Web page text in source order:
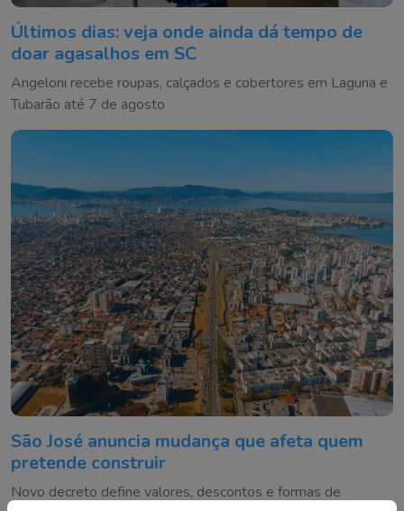
Últimos dias: veja onde ainda dá tempo de
doar agasalhos em SC
Angeloni recebe roupas, calçados e cobertores em Laguna e
Tubarão até 7 de agosto
São José anuncia mudança que afeta quem
pretende construir
Novo decreto define valores, descontos e formas de